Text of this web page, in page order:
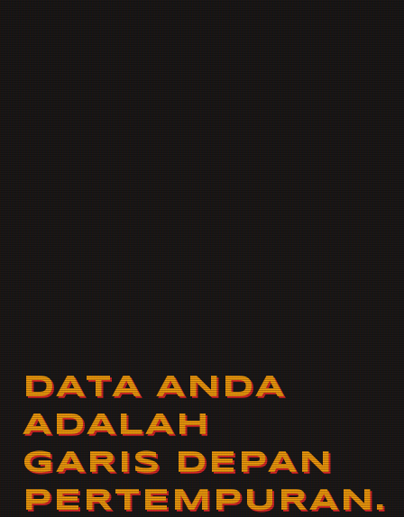
DATA ANDA
ADALAH
GARIS DEPAN
PERTEMPURAN.